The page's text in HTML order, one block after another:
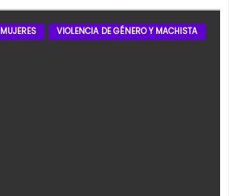
MUJERES VIOLENCIA DE GÉNERO Y MACHISTA